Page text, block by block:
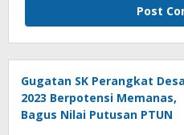
Gugatan SK Perangkat Desa
2023 Berpotensi Memanas,
Bagus Nilai Putusan PTUN